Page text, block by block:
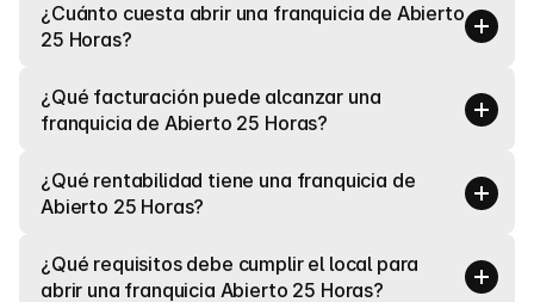
¿Cuánto cuesta abrir una franquicia de Abierto
25 Horas?
¿Qué facturación puede alcanzar una
franquicia de Abierto 25 Horas?
¿Qué rentabilidad tiene una franquicia de
Abierto 25 Horas?
¿Qué requisitos debe cumplir el local para
abrir una franquicia Abierto 25 Horas?